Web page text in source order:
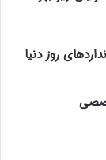
روز دنیا